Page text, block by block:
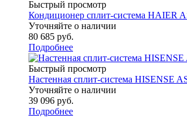
Быстрый просмотр
Кондиционер сплит-система HAIER
Уточняйте о наличии
80 685 руб.
Подробнее
Быстрый просмотр
Настенная сплит-система HISENSE
Уточняйте о наличии
39 096 руб.
Подробнее